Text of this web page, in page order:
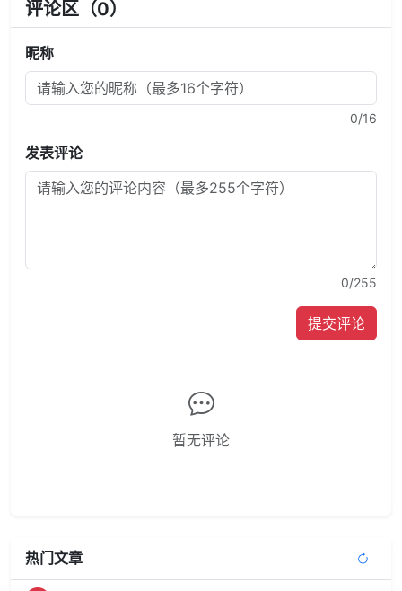
评论区（0）
昵称
0/16
发表评论
0/255
提交评论
暂无评论
热门文章